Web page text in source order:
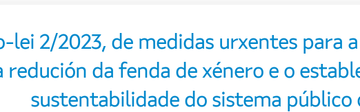
lei 2/2023, de medidas urxentes para
redución da fenda de xénero e o
sustentabilidade do sistema público